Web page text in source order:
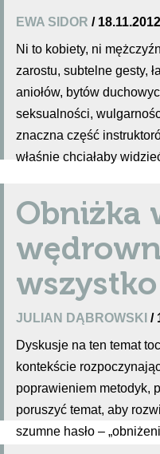
EWA SIDOR / 18.11.2012
Ni to kobiety, ni
zarostu, subtelne gesty,
aniołów, bytów
seksualności,
znaczna część
właśnie chciałaby
Obniżka
JULIAN DĄBROWSKI /
Dyskusje na ten temat
kontekście
poprawieniem metodyk,
poruszyć temat, aby
szumne hasło –